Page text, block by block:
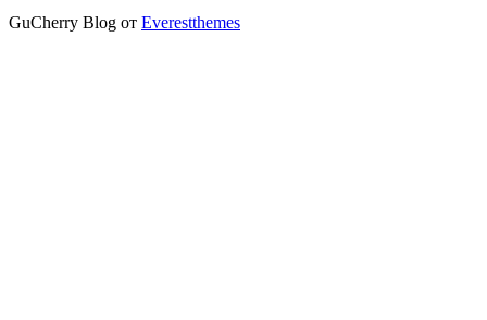
GuCherry Blog от Everestthemes